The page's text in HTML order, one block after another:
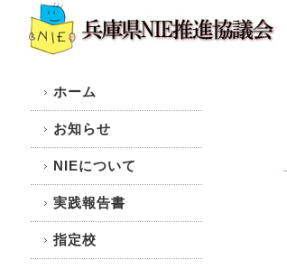
ホーム
お知らせ
NIEについて
実践報告書
指定校